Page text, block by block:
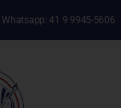
Whatsapp: 41 9 9945-5606